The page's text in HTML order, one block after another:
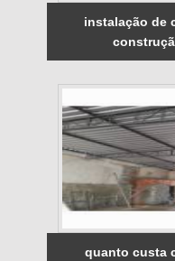
instalação de
quanto custa